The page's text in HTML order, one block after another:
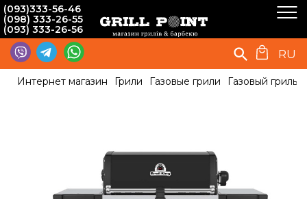
(093)333-56-46
(098) 333-26-55
(093) 333-26-56
RU
Интернет магазин Грили Газовые грили Газовый гриль